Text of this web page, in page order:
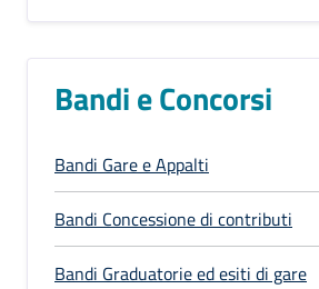
Bandi e Concorsi
Bandi Gare e Appalti
Bandi Concessione di contributi
Bandi Graduatorie ed esiti di gare